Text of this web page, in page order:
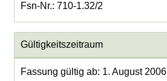
Fsn-Nr.: 710-1.32/2
Gültigkeitszeitraum
Fassung gültig ab: 1. August 2006